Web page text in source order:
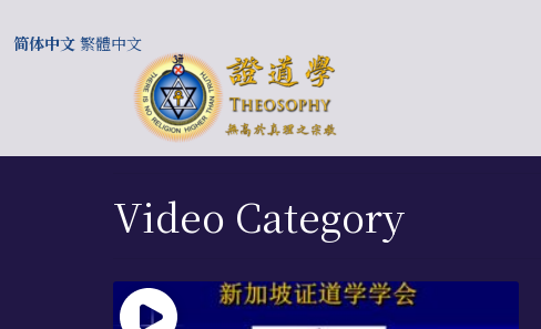
Video Category
简体中文 繁體中文